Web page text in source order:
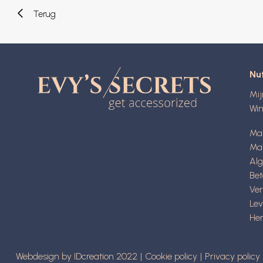
Terug
Webdesign by IDcreation 2022 Cookie policy Privacy policy